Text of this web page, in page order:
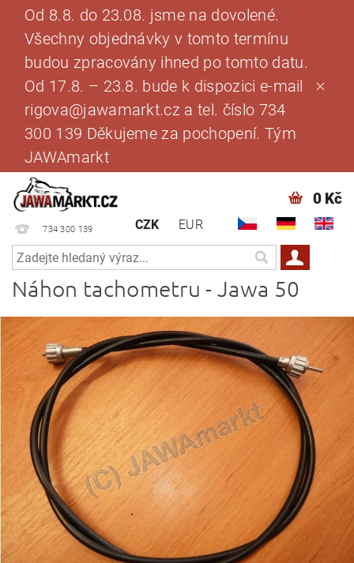
Od 8.8. do 23.08. jsme na dovolené.
Všechny objednávky v tomto termínu
budou zpracovány ihned po tomto datu.
Od 17.8. – 23.8. bude k dispozici e-mail
rigova@jawamarkt.cz a tel. číslo 734
300 139 Děkujeme za pochopení. Tým
JAWAmarkt
734 300 139 CZK EUR
0 Kč
Náhon tachometru - Jawa 50